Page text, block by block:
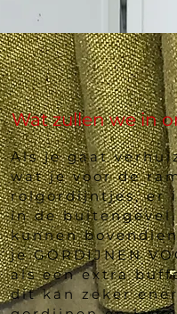
Als je gaat
wat je voor de
rolgordijntjes, er
in de
kunnen
je GORDIJNEN
als een extra
dit kan zeker
Wat zullen we in